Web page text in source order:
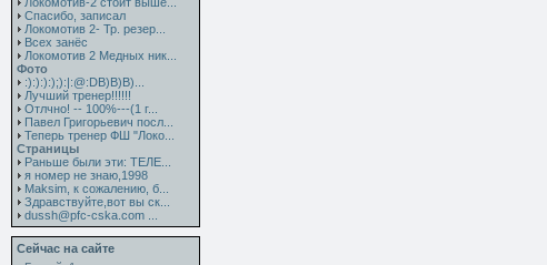
Спасибо, записал
Локомотив 2- Тр. резер...
Всех занёс
Локомотив 2 Медных ник...
Фото
:):):):);):|:@:DB)B)B)...
Лучший тренер!!!!!!
Отлчно! -- 100%---(1 г...
Павел Григорьевич посл...
Теперь тренер ФШ "Локо...
Страницы
Раньше были эти: ТЕЛЕ...
я номер не знаю,1998
Maksim, к сожалению, б...
Здравствуйте,вот вы ск...
dussh@pfc-cska.com ...
Сейчас на сайте